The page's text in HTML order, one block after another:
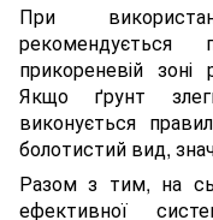
При
прикореневій
Якщо ґрунт
виконується
болотистий вид,
Разом з тим, на
ефективної